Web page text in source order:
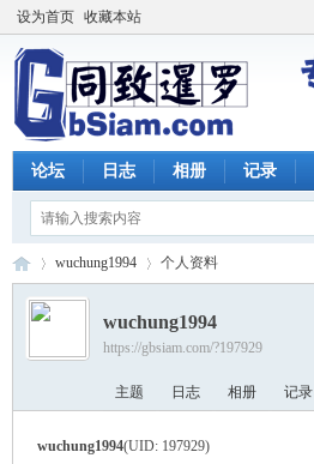
设为首页 收藏本站
论坛 日志 相册 记录
›
wuchung1994 个人资料
wuchung1994
https://gbsiam.com/?197929
主题 日志 相册 记录
wuchung1994(UID: 197929)